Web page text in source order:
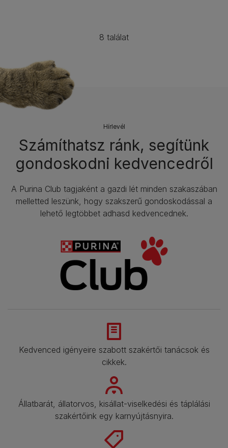
8 találat
Hírlevél​
Számíthatsz ránk, segítünk
gondoskodni kedvencedről
A Purina Club tagjaként a gazdi lét minden szakaszában
melletted leszünk, hogy szakszerű gondoskodással a
lehető legtöbbet adhasd kedvencednek.​
Kedvenced igényeire szabott szakértői tanácsok és
cikkek.​
Állatbarát, állatorvos, kisállat-viselkedési és táplálási
szakértőink egy karnyújtásnyira.​